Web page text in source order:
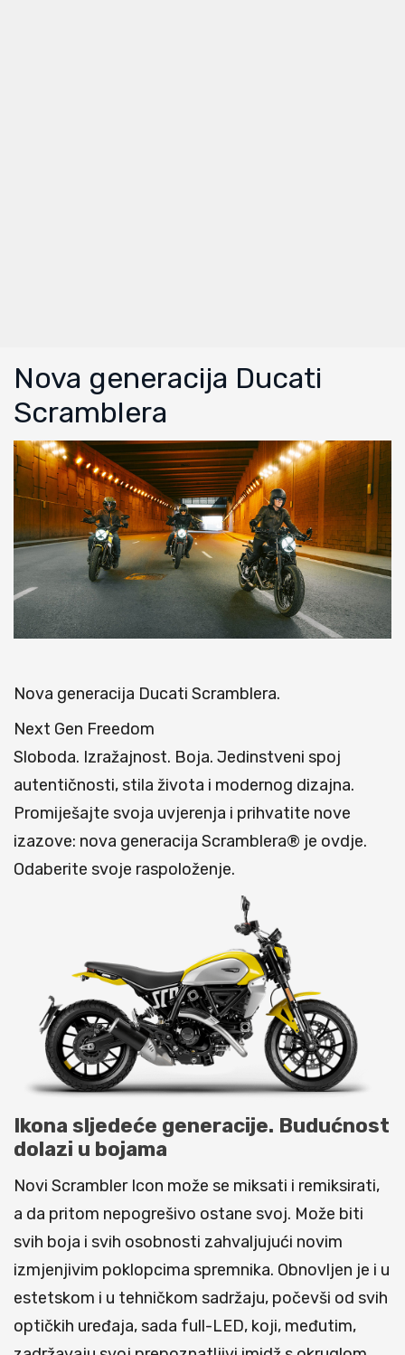
Nova generacija Ducati
Scramblera
Nova generacija Ducati Scramblera.
Next Gen Freedom
Sloboda. Izražajnost. Boja. Jedinstveni spoj
autentičnosti, stila života i modernog dizajna.
Promiješajte svoja uvjerenja i prihvatite nove
izazove: nova generacija Scramblera® je ovdje.
Odaberite svoje raspoloženje.
Ikona sljedeće generacije. Budućnost
dolazi u bojama
Novi Scrambler Icon može se miksati i remiksirati,
a da pritom nepogrešivo ostane svoj. Može biti
svih boja i svih osobnosti zahvaljujući novim
izmjenjivim poklopcima spremnika. Obnovljen je i u
estetskom i u tehničkom sadržaju, počevši od svih
optičkih uređaja, sada full-LED, koji, međutim,